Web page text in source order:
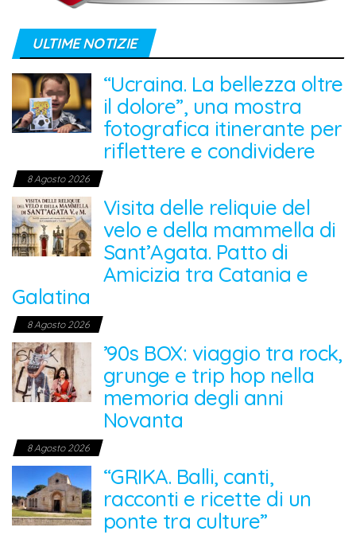
ULTIME NOTIZIE
“Ucraina. La bellezza oltre
il dolore”, una mostra
fotografica itinerante per
riflettere e condividere
8 Agosto 2026
Visita delle reliquie del
velo e della mammella di
Sant’Agata. Patto di
Amicizia tra Catania e
Galatina
8 Agosto 2026
’90s BOX: viaggio tra rock,
grunge e trip hop nella
memoria degli anni
Novanta
8 Agosto 2026
“GRIKA. Balli, canti,
racconti e ricette di un
ponte tra culture”